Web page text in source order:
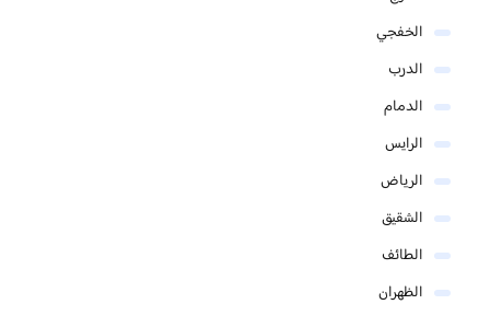
الخفجي
الدرب
الدمام
الرايس
الرياض
الشقيق
الطائف
الظهران